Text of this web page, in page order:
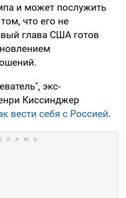
и может послужить
что его не
глава США готов
экс-
Киссинджер
вести себя с Россией.